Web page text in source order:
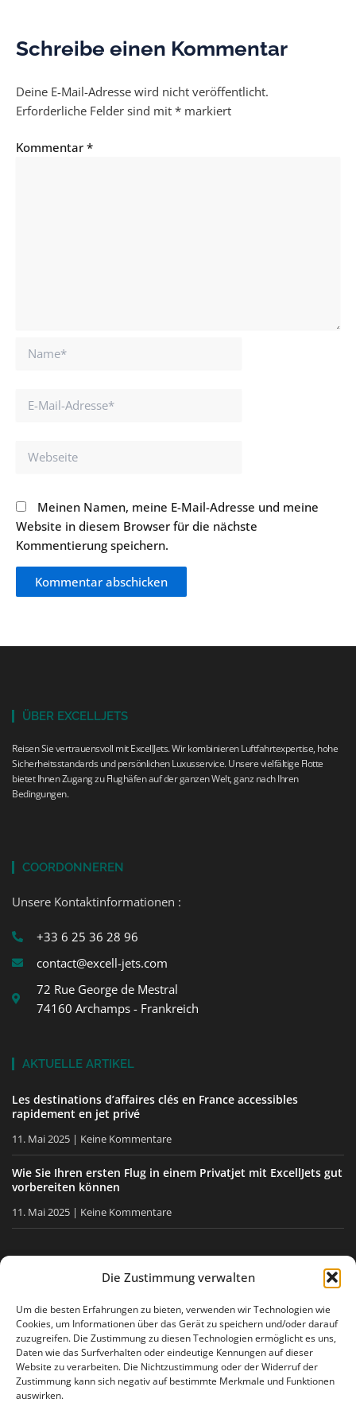
Die Zustimmung verwalten
Um die besten Erfahrungen zu bieten, verwenden wir Technologien wie
Cookies, um Informationen über das Gerät zu speichern und/oder darauf
zuzugreifen. Die Zustimmung zu diesen Technologien ermöglicht es uns,
Daten wie das Surfverhalten oder eindeutige Kennungen auf dieser
Website zu verarbeiten. Die Nichtzustimmung oder der Widerruf der
Zustimmung kann sich negativ auf bestimmte Merkmale und Funktionen
auswirken.
Schreibe einen Kommentar
Deine E-Mail-Adresse wird nicht veröffentlicht.
Erforderliche Felder sind mit * markiert
Kommentar *
Name*
Webseite
Meinen Namen, meine E-Mail-Adresse und meine
Website in diesem Browser für die nächste
Kommentierung speichern.
ÜBER EXCELLJETS
Reisen Sie vertrauensvoll mit ExcellJets. Wir kombinieren Luftfahrtexpertise, hohe
Sicherheitsstandards und persönlichen Luxusservice. Unsere vielfältige Flotte
bietet Ihnen Zugang zu Flughäfen auf der ganzen Welt, ganz nach Ihren
Bedingungen.
COORDONNEREN
Unsere Kontaktinformationen :
+33 6 25 36 28 96
contact@excell-jets.com
72 Rue George de Mestral
74160 Archamps - Frankreich
AKTUELLE ARTIKEL
Les destinations d’affaires clés en France accessibles
rapidement en jet privé
11. Mai 2025 Keine Kommentare
Wie Sie Ihren ersten Flug in einem Privatjet mit ExcellJets gut
vorbereiten können
11. Mai 2025 Keine Kommentare
BLEIBEN SIE INFORMIERT
Erhalten Sie unsere Tipps, unsere Neuigkeiten direkt in Ihre
E-Mail-Box.
Ich stimme der Datenschutzerklärung